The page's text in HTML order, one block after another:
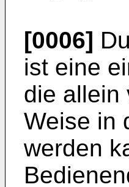
[0006]
ist eine
die allein
Weise in
werden